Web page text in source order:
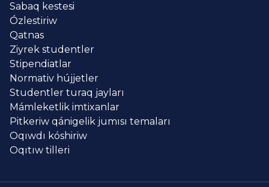
Sabaq kestesi
Ózlestiriw
Qatnas
Ziyrek studentler
Stipendiatlar
Normativ hújjetler
Studentler turaq jayları
Mámleketlik imtixanlar
Pitkeriw qánigelik jumısı temaları
Oqıwdı kóshiriw
Oqıtıw tilleri